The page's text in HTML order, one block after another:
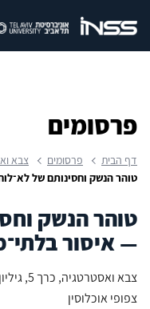
פרסומים
דף הבית פרסומים
צבא
טוהר הנשק וחסינותם של
טוהר הנשק
— איסור
צבא
צפופי אוכלוסין